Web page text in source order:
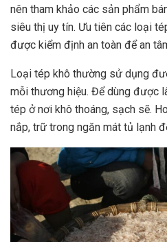
nên tham khảo các sản phẩm
siêu thị uy tín. Ưu tiên các loại
được kiểm định an toàn để an
Loại tép khô thường sử dụng
mỗi thương hiệu. Để dùng được
tép ở nơi khô thoáng, sạch sẽ.
nắp, trữ trong ngăn mát tủ lạnh